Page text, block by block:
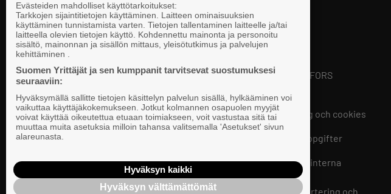
Riksomfattande, regional och lokal
påverkan för SMF-företag.
Kontaktuppgifter
PB 999, 00101 HELSINGFORS
Dataskyddsbeskrivning och cookies
Personalens kontaktuppgifter
Företagarna i Finlands interna
rapporteringskanal
Instruktioner för rapportering och
Evästeiden mahdolliset käyttötarkoitukset:
Tarkkojen sijaintitietojen käyttäminen. Laitteen ominaisuuksien
käyttäminen tunnistamista varten. Tietojen tallentaminen laitteelle ja/tai
laitteella olevien tietojen käyttö. Kohdennettu mainonta ja personoitu
sisältö, mainonnan ja sisällön mittaus, yleisötutkimus ja palvelujen
kehittäminen .
Suomen Yrittäjät ja sen kumppanit tarvitsevat suostumuksesi
seuraaviin:
Hyväksymällä sallitte tietojen käsittelyn palvelun sisällä, hylkääminen voi
vaikuttaa käyttäjäkokemukseen. Jotkut kolmannen osapuolen myyjät
voivat käyttää oikeutettua etuaan toimiakseen, voit vastustaa sitä tai
muuttaa muita asetuksia milloin tahansa valitsemalla 'Asetukset' sivun
alareunasta.
Hyväksyn kaikki
Hyväksyn välttämättömät